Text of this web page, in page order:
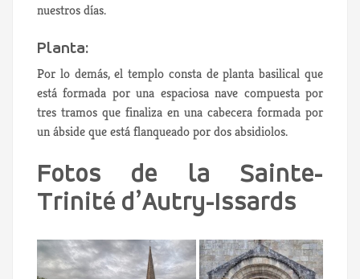
nuestros días.
Planta:
Por lo demás, el templo consta de planta basilical que
está formada por una espaciosa nave compuesta por
tres tramos que finaliza en una cabecera formada por
un ábside que está flanqueado por dos absidiolos.
Fotos de la Sainte-
Trinité d’Autry-Issards